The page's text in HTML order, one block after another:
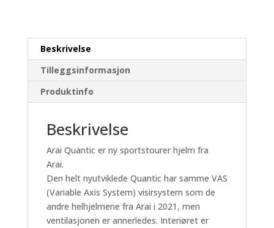
Beskrivelse
Tilleggsinformasjon
Produktinfo
Beskrivelse
Arai Quantic er ny sportstourer hjelm fra
Arai.
Den helt nyutviklede Quantic har samme VAS
(Variable Axis System) visirsystem som de
andre helhjelmene fra Arai i 2021, men
ventilasjonen er annerledes. Interiøret er